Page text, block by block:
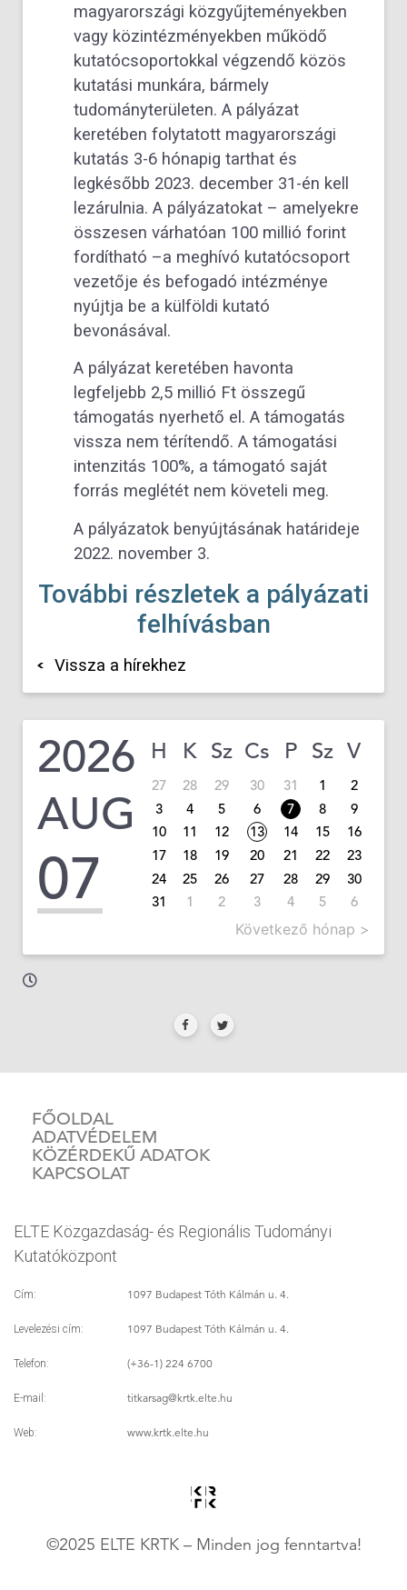
magyarországi közgyűjteményekben
vagy közintézményekben működő
kutatócsoportokkal végzendő közös
kutatási munkára, bármely
tudományterületen. A pályázat
keretében folytatott magyarországi
kutatás 3-6 hónapig tarthat és
legkésőbb 2023. december 31-én kell
lezárulnia. A pályázatokat – amelyekre
összesen várhatóan 100 millió forint
fordítható –a meghívó kutatócsoport
vezetője és befogadó intézménye
nyújtja be a külföldi kutató
bevonásával.
A pályázat keretében havonta
legfeljebb 2,5 millió Ft összegű
támogatás nyerhető el. A támogatás
vissza nem térítendő. A támogatási
intenzitás 100%, a támogató saját
forrás meglétét nem követeli meg.
A pályázatok benyújtásának határideje
2022. november 3.
További részletek a pályázati
felhívásban
Vissza a hírekhez
2026
AUG
07
H K Sz Cs P Sz V
27 28 29 30 31 1
2
3
4 5 6 7 8
9
10
11 12 13 14 15
16
17
18 19 20 21 22
23
24
25 26 27 28 29
30
31
1 2 3 4 5 6
Következő hónap >
FŐOLDAL
ADATVÉDELEM
KÖZÉRDEKŰ ADATOK
KAPCSOLAT
ELTE Közgazdaság- és Regionális Tudományi
Kutatóközpont
Cím: 1097 Budapest Tóth Kálmán u. 4.
Levelezési cím: 1097 Budapest Tóth Kálmán u. 4.
Telefon: (+36-1) 224 6700
E-mail: titkarsag@krtk.elte.hu
Web: www.krtk.elte.hu
©2025 ELTE KRTK – Minden jog fenntartva!